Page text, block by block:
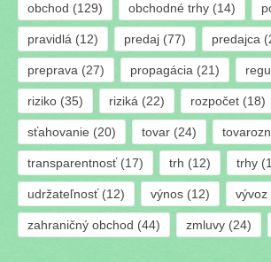
obchod (129) obchodné trhy(14)
pravidlá (12) predaj(77) predajca
preprava (27) propagácia (21)
riziko (35) riziká (22) rozpočet(18)
sťahovanie (20) tovar(24)
transparentnosť(17) trh (12) trhy
udržateľnosť(12) výnos(12) vývoz
zahraničný obchod (44) zmluvy(24)